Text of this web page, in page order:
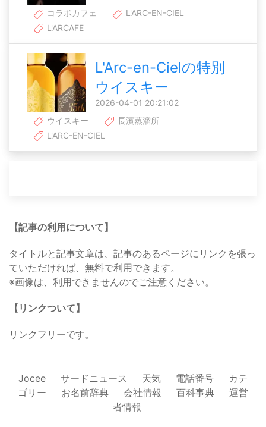
コラボカフェ
L'ARC-EN-CIEL
L'ARCAFE
L'Arc-en-Cielの特別
ウイスキー
2026-04-01 20:21:02
ウイスキー
長濱蒸溜所
L'ARC-EN-CIEL
【記事の利用について】
タイトルと記事文章は、記事のあるページにリンクを張っ
ていただければ、無料で利用できます。
※画像は、利用できませんのでご注意ください。
【リンクついて】
リンクフリーです。
Jocee サードニュース 天気 電話番号
カテ
ゴリー
お名前辞典 会社情報 百科事典
運営
者情報